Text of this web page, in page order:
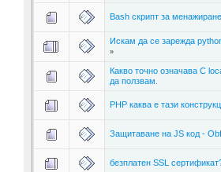
Bash скрипт за
Искам да се зарежда
»
Какво точно означава C
да ползвам.
PHP каква е тази
Защитаване на JS код -
безплатен SSL